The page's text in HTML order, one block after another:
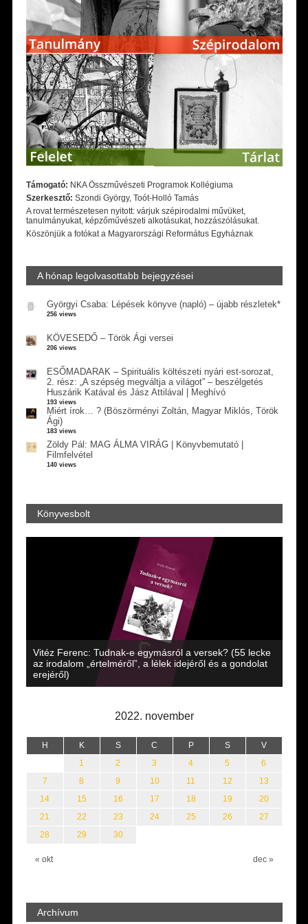
Támogató: NKA Összművészeti Programok Kollégiuma
Szerkesztő: Szondi György, Toót-Holló Tamás
A rovat természetesen nyitott: várjuk szépirodalmi művüket,
tanulmányukat, képzőművészeti alkotásukat, hozzászólásukat.
Köszönjük a fotókat a Magyarországi Református Egyháznak
A hónap legolvasottabb bejegyzései
Györgyi Csaba: Lépések könyve (napló) – újabb részletek*
256 views
KÖVESEDŐ – Török Ági versei
206 views
ESŐMADARAK – Spirituális költészeti nyári est-sorozat,
2. rész: „A szépség megváltja a világot” – beszélgetés
Huszárik Katával és Jász Attilával | Meghívó
193 views
Miért írok… ? (Böszörményi Zoltán, Magyar Miklós, Török
Ági)
183 views
Zöldy Pál: MAG ÁLMA VIRÁG | Könyvbemutató |
Filmfelvétel
140 views
Könyvesbolt
Vitéz Ferenc: Tudnak-e egymásról a versek? (55 lecke
az irodalom „értelméről”, a lélek idejéről és a gondolat
erejéről)
2022. november
H K S C P S V
« okt dec »
1 2 3 4 5
6
7
8 9 10 11 12
13
14
15 16 17 18 19
20
21
22 23 24 25 26
27
28
29 30
Archívum